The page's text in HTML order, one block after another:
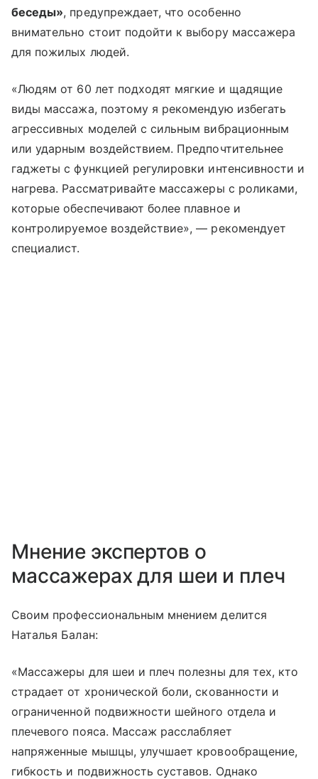
беседы», предупреждает, что особенно
внимательно стоит подойти к выбору массажера
для пожилых людей.
«Людям от 60 лет подходят мягкие и щадящие
виды массажа, поэтому я рекомендую избегать
агрессивных моделей с сильным вибрационным
или ударным воздействием. Предпочтительнее
гаджеты с функцией регулировки интенсивности и
нагрева. Рассматривайте массажеры с роликами,
которые обеспечивают более плавное и
контролируемое воздействие», — рекомендует
специалист.
Мнение экспертов о
массажерах для шеи и плеч
Своим профессиональным мнением делится
Наталья Балан:
«Массажеры для шеи и плеч полезны для тех, кто
страдает от хронической боли, скованности и
ограниченной подвижности шейного отдела и
плечевого пояса. Массаж расслабляет
напряженные мышцы, улучшает кровообращение,
гибкость и подвижность суставов. Однако